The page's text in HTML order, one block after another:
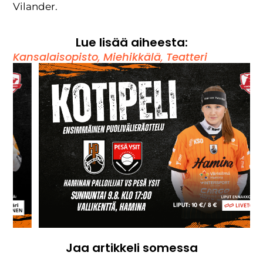
Vilander.
Lue lisää aiheesta:
Kansalaisopisto,Miehikkälä, Teatteri
Jaa artikkeli somessa